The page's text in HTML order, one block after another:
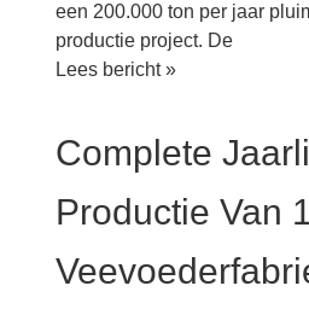
een 200.000 ton per jaar
productie project. De
Groot
varkens-
met
jaarlijkse
Lees bericht »
Complete
Productie Van